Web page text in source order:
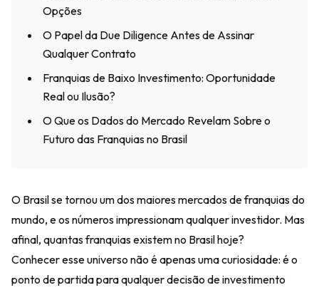
Opções
O Papel da Due Diligence Antes de Assinar
Qualquer Contrato
Franquias de Baixo Investimento: Oportunidade
Real ou Ilusão?
O Que os Dados do Mercado Revelam Sobre o
Futuro das Franquias no Brasil
O Brasil se tornou um dos maiores mercados de franquias do
mundo, e os números impressionam qualquer investidor. Mas
afinal, quantas franquias existem no Brasil hoje?
Conhecer esse universo não é apenas uma curiosidade: é o
ponto de partida para qualquer decisão de investimento